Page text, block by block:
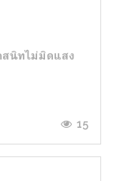
ดสนิทไม่มิดแสง
15